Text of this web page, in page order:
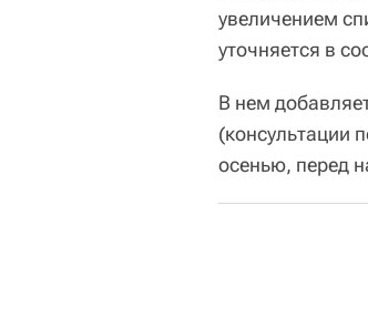
увеличением
уточняется в
В нем
(консультации
осенью, перед